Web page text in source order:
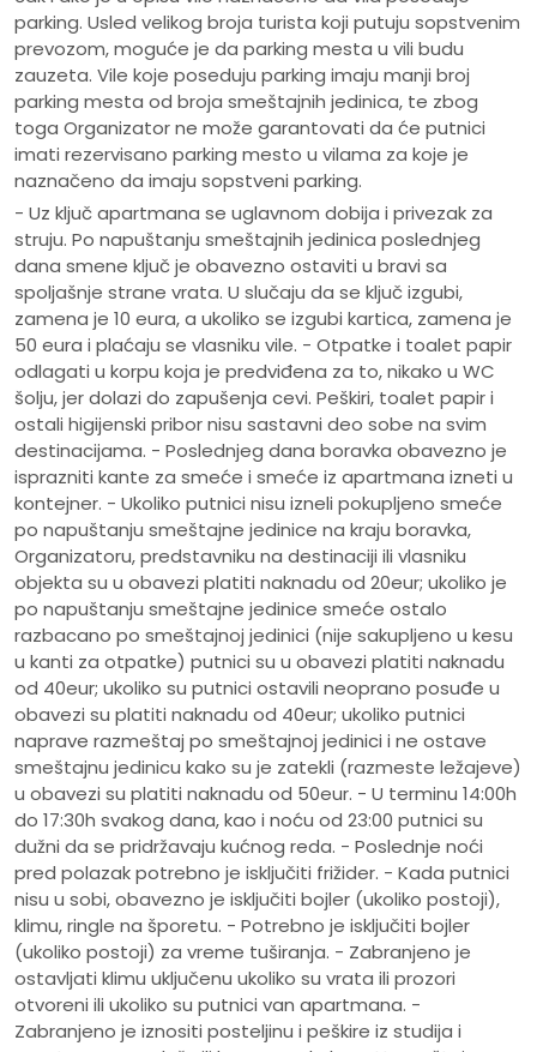
parking. Usled velikog broja turista koji putuju sopstvenim
prevozom, moguće je da parking mesta u vili budu
zauzeta. Vile koje poseduju parking imaju manji broj
parking mesta od broja smeštajnih jedinica, te zbog
toga Organizator ne može garantovati da će putnici
imati rezervisano parking mesto u vilama za koje je
naznačeno da imaju sopstveni parking.
- Uz ključ apartmana se uglavnom dobija i privezak za
struju. Po napuštanju smeštajnih jedinica poslednjeg
dana smene ključ je obavezno ostaviti u bravi sa
spoljašnje strane vrata. U slučaju da se ključ izgubi,
zamena je 10 eura, a ukoliko se izgubi kartica, zamena je
50 eura i plaćaju se vlasniku vile. - Otpatke i toalet papir
odlagati u korpu koja je predviđena za to, nikako u WC
šolju, jer dolazi do zapušenja cevi. Peškiri, toalet papir i
ostali higijenski pribor nisu sastavni deo sobe na svim
destinacijama. - Poslednjeg dana boravka obavezno je
isprazniti kante za smeće i smeće iz apartmana izneti u
kontejner. - Ukoliko putnici nisu izneli pokupljeno smeće
po napuštanju smeštajne jedinice na kraju boravka,
Organizatoru, predstavniku na destinaciji ili vlasniku
objekta su u obavezi platiti naknadu od 20eur; ukoliko je
po napuštanju smeštajne jedinice smeće ostalo
razbacano po smeštajnoj jedinici (nije sakupljeno u kesu
u kanti za otpatke) putnici su u obavezi platiti naknadu
od 40eur; ukoliko su putnici ostavili neoprano posuđe u
obavezi su platiti naknadu od 40eur; ukoliko putnici
naprave razmeštaj po smeštajnoj jedinici i ne ostave
smeštajnu jedinicu kako su je zatekli (razmeste ležajeve)
u obavezi su platiti naknadu od 50eur. - U terminu 14:00h
do 17:30h svakog dana, kao i noću od 23:00 putnici su
dužni da se pridržavaju kućnog reda. - Poslednje noći
pred polazak potrebno je isključiti frižider. - Kada putnici
nisu u sobi, obavezno je isključiti bojler (ukoliko postoji),
klimu, ringle na šporetu. - Potrebno je isključiti bojler
(ukoliko postoji) za vreme tuširanja. - Zabranjeno je
ostavljati klimu uključenu ukoliko su vrata ili prozori
otvoreni ili ukoliko su putnici van apartmana. -
Zabranjeno je iznositi posteljinu i peškire iz studija i